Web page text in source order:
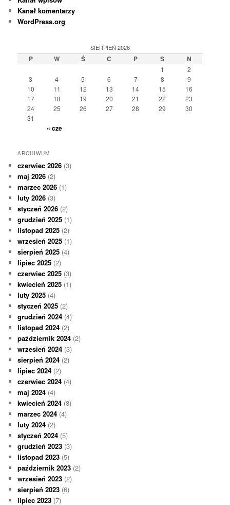
Kanał komentarzy
WordPress.org
SIERPIEŃ 2026
P W Ś C P S N
1
2
3
4 5 6 7 8
9
10
11 12 13 14 15
16
17
18 19 20 21 22
23
24
25 26 27 28 29
30
31
« cze
ARCHIWUM
czerwiec 2026 (3)
maj 2026 (2)
marzec 2026 (1)
luty 2026 (3)
styczeń 2026 (2)
grudzień 2025 (1)
listopad 2025 (2)
wrzesień 2025 (1)
sierpień 2025 (4)
lipiec 2025 (2)
czerwiec 2025 (3)
kwiecień 2025 (1)
luty 2025 (4)
styczeń 2025 (2)
grudzień 2024 (4)
listopad 2024 (2)
październik 2024 (2)
wrzesień 2024 (3)
sierpień 2024 (2)
lipiec 2024 (2)
czerwiec 2024 (4)
maj 2024 (4)
kwiecień 2024 (8)
marzec 2024 (4)
luty 2024 (2)
styczeń 2024 (5)
grudzień 2023 (3)
listopad 2023 (5)
październik 2023 (2)
wrzesień 2023 (2)
sierpień 2023 (6)
lipiec 2023 (7)